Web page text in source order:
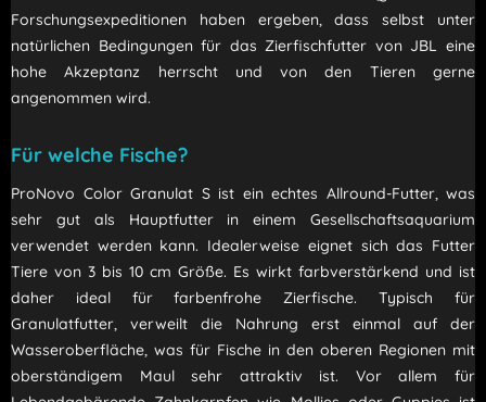
Forschungsexpeditionen haben ergeben, dass selbst unter
natürlichen Bedingungen für das Zierfischfutter von JBL eine
hohe Akzeptanz herrscht und von den Tieren gerne
angenommen wird.
Für welche Fische?
ProNovo Color Granulat S ist ein echtes Allround-Futter, was
sehr gut als Hauptfutter in einem Gesellschaftsaquarium
verwendet werden kann. Idealerweise eignet sich das Futter
Tiere von 3 bis 10 cm Größe. Es wirkt farbverstärkend und ist
daher ideal für farbenfrohe Zierfische. Typisch für
Granulatfutter, verweilt die Nahrung erst einmal auf der
Wasseroberfläche, was für Fische in den oberen Regionen mit
oberständigem Maul sehr attraktiv ist. Vor allem für